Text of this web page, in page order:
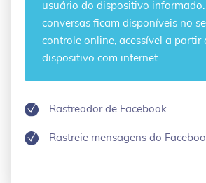
usuário do dispositivo informado.
conversas ficam disponíveis no
controle online, acessível a partir
dispositivo com internet.
Rastreador de Facebook
Rastreie mensagens do